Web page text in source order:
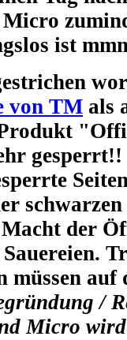
Micro
ist
von TM als
der
müssen
/
Micro